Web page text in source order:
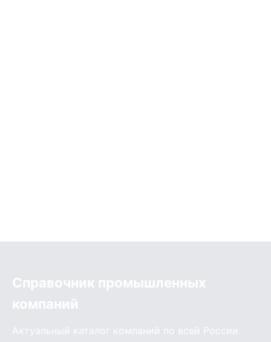
Справочник промышленных
компаний
Актуальный каталог компаний по всей России